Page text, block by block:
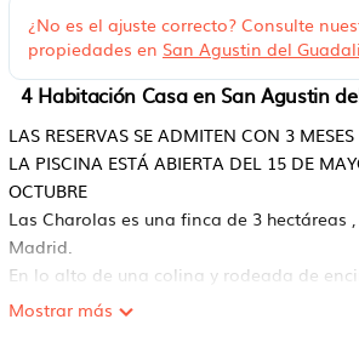
¿No es el ajuste correcto? Consulte
propiedades en San Agustin del
4 Habitación Casa en San Agustin
LAS RESERVAS SE ADMITEN CON 3
LA PISCINA ESTÁ ABIERTA DEL 15 DE
OCTUBRE
Las Charolas es una finca de 3 hectáreas
Madrid.
En lo alto de una colina y rodeada de
la casa inspirada en un cottage inglés.
Mostrar más